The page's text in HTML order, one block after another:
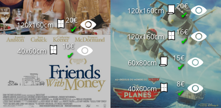
120x160cm
20€
✔
40x60cm
10€
✔
120x160cm
20€
✔
120x160cm
16€
✔
60x80cm
15€
✔
40x60cm
8€
✔